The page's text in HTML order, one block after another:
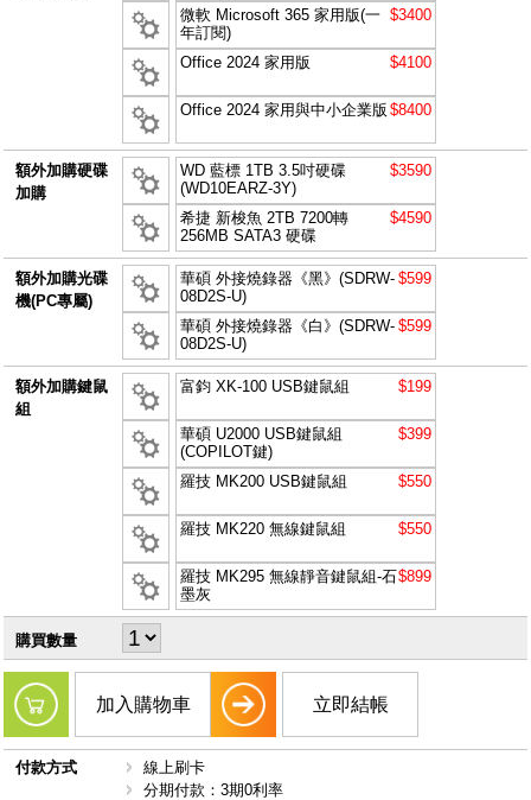
微軟 Microsoft 365 家用版(一
年訂閱)
$3400
Office 2024 家用版 $4100
Office 2024 家用與中小企業版 $8400
額外加購硬碟
加購
WD 藍標 1TB 3.5吋硬碟
(WD10EARZ-3Y)
$3590
希捷 新梭魚 2TB 7200轉
256MB SATA3 硬碟
$4590
額外加購光碟
機(PC專屬)
華碩 外接燒錄器《黑》(SDRW-
08D2S-U)
$599
華碩 外接燒錄器《白》(SDRW-
08D2S-U)
$599
額外加購鍵鼠
組
富鈞 XK-100 USB鍵鼠組 $199
華碩 U2000 USB鍵鼠組
(COPILOT鍵)
$399
羅技 MK200 USB鍵鼠組 $550
羅技 MK220 無線鍵鼠組 $550
羅技 MK295 無線靜音鍵鼠組-石
墨灰
$899
購買數量
加入購物車 立即結帳
付款方式
線上刷卡
分期付款：3期0利率